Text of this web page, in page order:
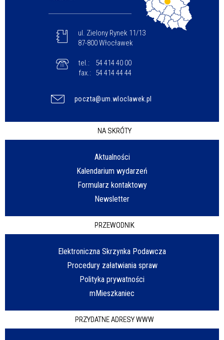
ul. Zielony Rynek 11/13
87-800 Włocławek
tel.:
54 414 40 00
fax.:
54 414 44 44
poczta@um.wloclawek.pl
NA SKRÓTY
Aktualności
Kalendarium wydarzeń
Formularz kontaktowy
Newsletter
PRZEWODNIK
Elektroniczna Skrzynka Podawcza
Procedury załatwiania spraw
Polityka prywatności
mMieszkaniec
PRZYDATNE ADRESY WWW